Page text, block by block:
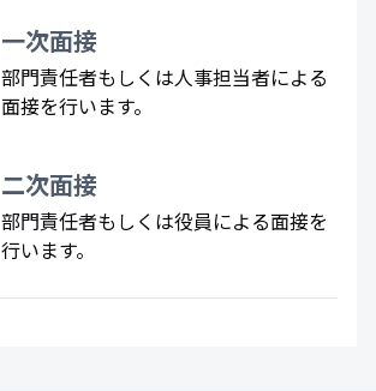
一次面接
部門責任者もしくは人事担当者による
面接を行います。
二次面接
部門責任者もしくは役員による面接を
行います。